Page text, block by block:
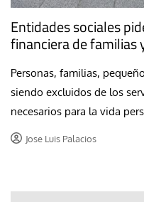
Entidades sociales
financiera de familias
Personas, familias,
siendo excluidos de los
necesarios para la vida
Jose Luis Palacios